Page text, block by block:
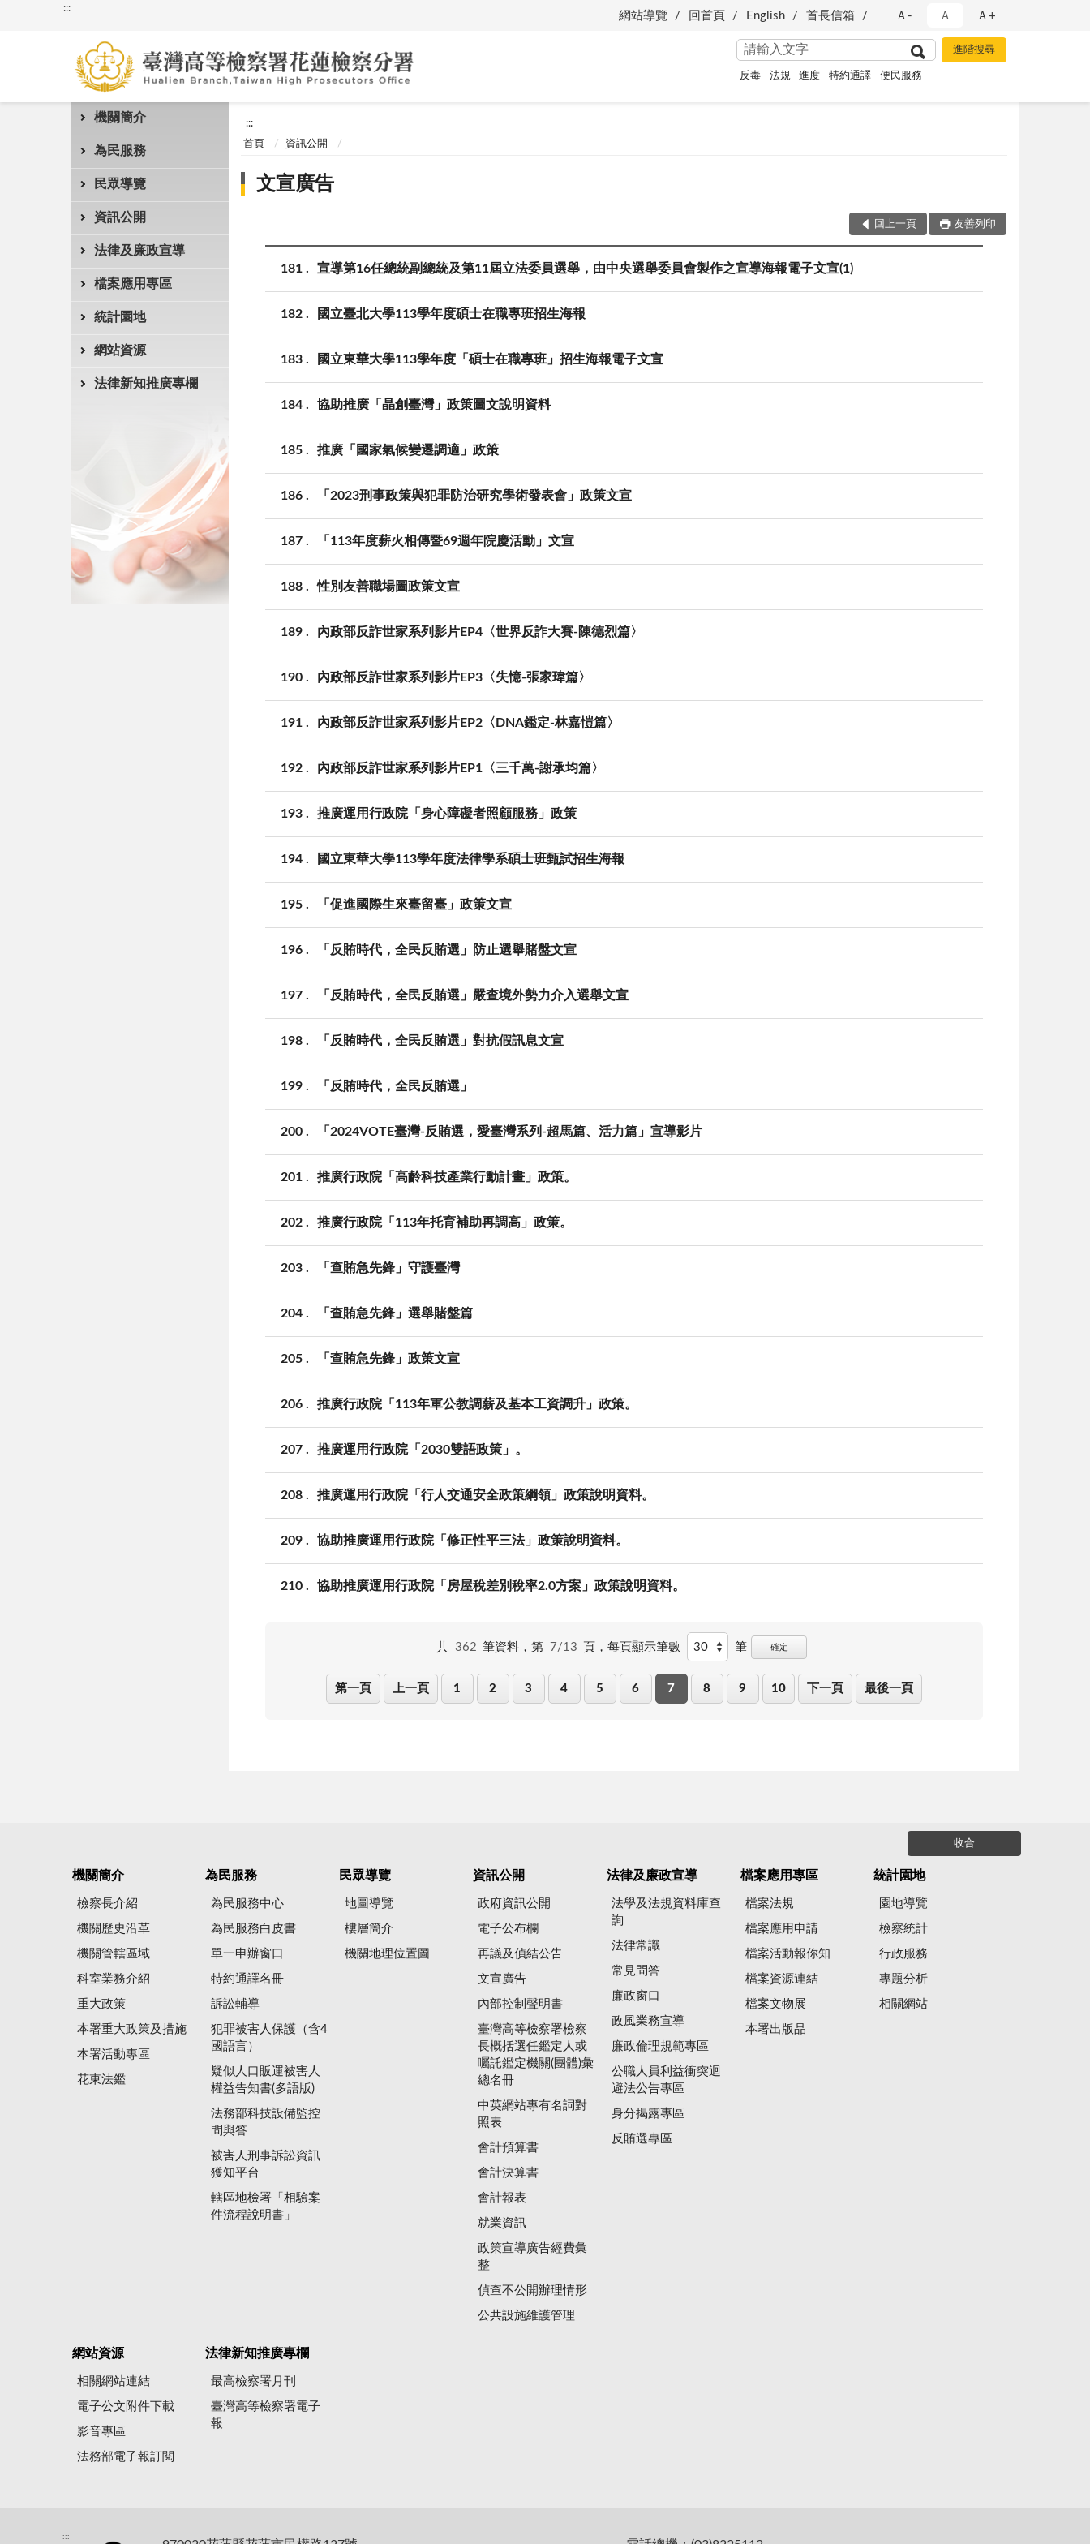
:::
網站導覽 回首頁 English 首長信箱 Ａ- Ａ Ａ+
反毒 法規 進度 特約通譯 便民服務
機關簡介
為民服務
民眾導覽
資訊公開
法律及廉政宣導
檔案應用專區
統計園地
網站資源
法律新知推廣專欄
:::
首頁 資訊公開
文宣廣告
回上一頁 友善列印
181 宣導第16任總統副總統及第11屆立法委員選舉，由中央選舉委員會製作之宣導海報電子文宣(1)
182 國立臺北大學113學年度碩士在職專班招生海報
183 國立東華大學113學年度「碩士在職專班」招生海報電子文宣
184 協助推廣「晶創臺灣」政策圖文說明資料
185 推廣「國家氣候變遷調適」政策
186 「2023刑事政策與犯罪防治研究學術發表會」政策文宣
187 「113年度薪火相傳暨69週年院慶活動」文宣
188 性別友善職場圖政策文宣
189 內政部反詐世家系列影片EP4〈世界反詐大賽-陳德烈篇〉
190 內政部反詐世家系列影片EP3〈失憶-張家瑋篇〉
191 內政部反詐世家系列影片EP2〈DNA鑑定-林嘉愷篇〉
192 內政部反詐世家系列影片EP1〈三千萬-謝承均篇〉
193 推廣運用行政院「身心障礙者照顧服務」政策
194 國立東華大學113學年度法律學系碩士班甄試招生海報
195 「促進國際生來臺留臺」政策文宣
196 「反賄時代，全民反賄選」防止選舉賭盤文宣
197 「反賄時代，全民反賄選」嚴查境外勢力介入選舉文宣
198 「反賄時代，全民反賄選」對抗假訊息文宣
199 「反賄時代，全民反賄選」
200 「2024VOTE臺灣-反賄選，愛臺灣系列-超馬篇、活力篇」宣導影片
201 推廣行政院「高齡科技產業行動計畫」政策。
202 推廣行政院「113年托育補助再調高」政策。
203 「查賄急先鋒」守護臺灣
204 「查賄急先鋒」選舉賭盤篇
205 「查賄急先鋒」政策文宣
206 推廣行政院「113年軍公教調薪及基本工資調升」政策。
207 推廣運用行政院「2030雙語政策」。
208 推廣運用行政院「行人交通安全政策綱領」政策說明資料。
209 協助推廣運用行政院「修正性平三法」政策說明資料。
210 協助推廣運用行政院「房屋稅差別稅率2.0方案」政策說明資料。
共 362 筆資料，第 7/13 頁，每頁顯示筆數 筆 確定
第一頁 上一頁 1 2 3 4 5 6 7 8 9 10 下一頁 最後一頁
收合
機關簡介
檢察長介紹
機關歷史沿革
機關管轄區域
科室業務介紹
重大政策
本署重大政策及措施
本署活動專區
花東法鑑
為民服務
為民服務中心
為民服務白皮書
單一申辦窗口
特約通譯名冊
訴訟輔導
犯罪被害人保護（含4
國語言）
疑似人口販運被害人
權益告知書(多語版)
法務部科技設備監控
問與答
被害人刑事訴訟資訊
獲知平台
轄區地檢署「相驗案
件流程說明書」
民眾導覽
地圖導覽
樓層簡介
機關地理位置圖
資訊公開
政府資訊公開
電子公布欄
再議及偵結公告
文宣廣告
內部控制聲明書
臺灣高等檢察署檢察
長概括選任鑑定人或
囑託鑑定機關(團體)彙
總名冊
中英網站專有名詞對
照表
會計預算書
會計決算書
會計報表
就業資訊
政策宣導廣告經費彙
整
偵查不公開辦理情形
公共設施維護管理
法律及廉政宣導
法學及法規資料庫查
詢
法律常識
常見問答
廉政窗口
政風業務宣導
廉政倫理規範專區
公職人員利益衝突迴
避法公告專區
身分揭露專區
反賄選專區
檔案應用專區
檔案法規
檔案應用申請
檔案活動報你知
檔案資源連結
檔案文物展
本署出版品
統計園地
園地導覽
檢察統計
行政服務
專題分析
相關網站
網站資源
相關網站連結
電子公文附件下載
影音專區
法務部電子報訂閱
法律新知推廣專欄
最高檢察署月刊
臺灣高等檢察署電子
報
:::